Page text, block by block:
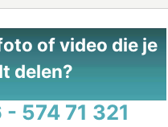
of video die je
delen?
- 574 71 321